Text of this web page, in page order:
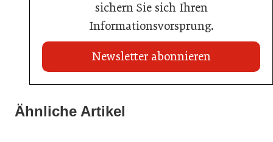
sichern Sie sich Ihren
Informationsvorsprung.
Newsletter abonnieren
Ähnliche Artikel
War die Fußball-WM 2026 für Ihren Betrieb ein
21. Juli 2026
Stipendium für Nachwuchstalent in der Wiener